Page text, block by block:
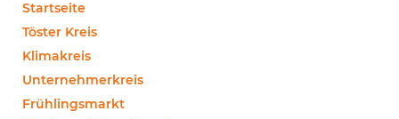
Startseite
Töster Kreis
Klimakreis
Unternehmerkreis
Frühlingsmarkt